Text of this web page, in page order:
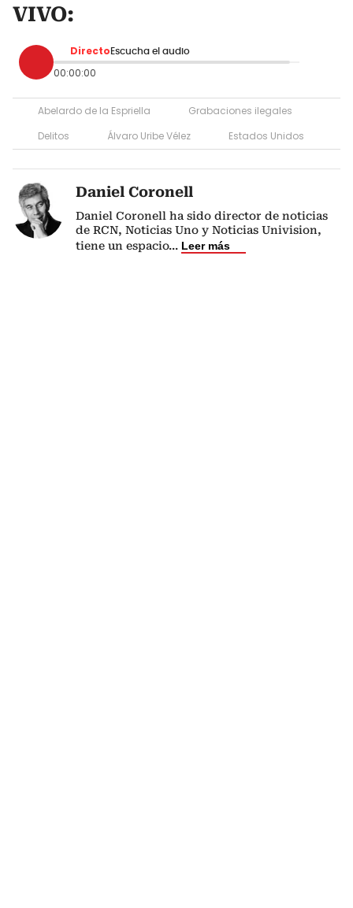
VIVO:
Directo Escucha el audio
00:00:00
Abelardo de la Espriella
Grabaciones ilegales
Delitos
Álvaro Uribe Vélez Estados Unidos
Daniel Coronell
Daniel Coronell ha sido director de noticias
de RCN, Noticias Uno y Noticias Univision,
tiene un espacio... Leer más